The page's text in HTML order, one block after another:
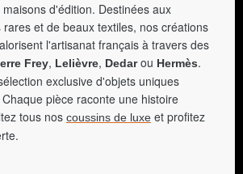
d'édition. Destinées aux
et de beaux textiles, nos créations
l'artisanat français à travers des
Frey, Lelièvre, Dedarou Hermès.
exclusive d'objets uniques
pièce raconte une histoire
tous nos coussins de luxe et profitez